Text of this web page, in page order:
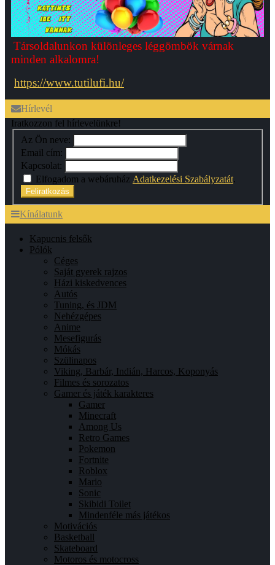
Társoldalunkon különleges léggömbök várnak
minden alkalomra!
https://www.tutilufi.hu/
Hírlevél
Iratkozzon fel hírlevelünkre!
Az Ön neve:
Email cím:
Kapcsolat:
Elfogadom a webáruház Adatkezelési Szabályzatát.
Feliratkozás
Kínálatunk
Kapucnis felsők
Pólók
Céges
Saját gyerek rajzos
Házi kiskedvences
Autós
Tuning, és JDM
Nehézgépes
Anime
Mesefigurás
Mókás
Szülinapos
Viking, Barbár, Indián, Harcos, Koponyás
Filmes és sorozatos
Gamer és játék karakteres
Gamer
Minecraft
Among Us
Retro Games
Pokemon
Fortnite
Roblox
Mario
Sonic
Skibidi Toilet
Mindenféle más játékos
Motivációs
Basketball
Skateboard
Motoros és motocross